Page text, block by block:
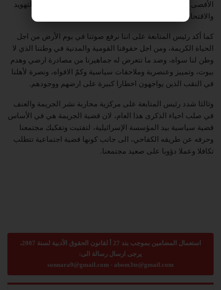
الأقصى المبارك، والمقدسات الإسلامية والمسيحية فيها من التهويد
والاقتحامات والتضييقات.
كما أكد رئيس المتابعة على اننا نرفع صوتنا في يوم الأرض من اجل
الحياة الكريمة، ومن اجل حقوقنا القومية والمدنية في وطننا الذي لا
وطن لنا سواه، وضد ما تتعرض له جماهيرنا من مصادرة ارضي وهدم
بيوت، وتمييز وعنصرية وملاحقات سياسية وكمّ الافواه، ونصرة لأهلنا
في النقب الذين يواجهون اخطارا كبيرة على ارضهم ووجودهم.
وثالثا شدد رئيس المتابعة على مركزية محاربة نشر الجريمة والعنف
في صلب احياء الذكرى هذا العام، لان قضية الجريمة هي في الأساس
قضية سياسية بيد المؤسسة الإسرائيلية، لتفتيت وتفكيك مجتمعنا
وحرفه عن طريقه الكفاحي، الى جانب كونها قضية اجتماعية تتطلب
تكافلا وعملا دؤوبا على صعيد مجتمعنا.
استعمال المضامين بموجب بند 27 أ لقانون الحقوق الأدبية لسنة 2007،
يرجى ارسال رسالة الى:
sonnara9@gmail.com - abom3te@gmail.com